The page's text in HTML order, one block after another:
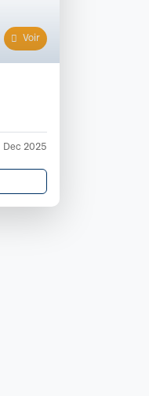
Voir
Dec 2025